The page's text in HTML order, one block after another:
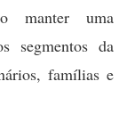
manter uma
segmentos da
famílias e